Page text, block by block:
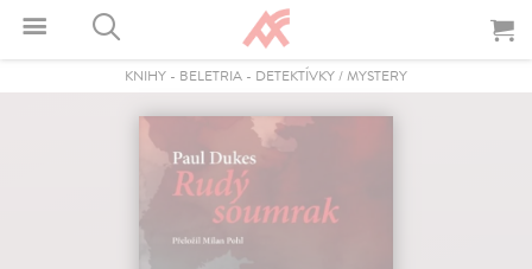
KNIHY - BELETRIA - DETEKTÍVKY / MYSTERY